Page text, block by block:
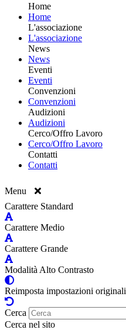
Home
Home
L'associazione
L'associazione
News
News
Eventi
Eventi
Convenzioni
Convenzioni
Audizioni
Audizioni
Cerco/Offro Lavoro
Cerco/Offro Lavoro
Contatti
Contatti
Menu
Carattere Standard
Carattere Medio
Carattere Grande
Modalità Alto Contrasto
Reimposta impostazioni originali
Cerca
Cerca nel sito